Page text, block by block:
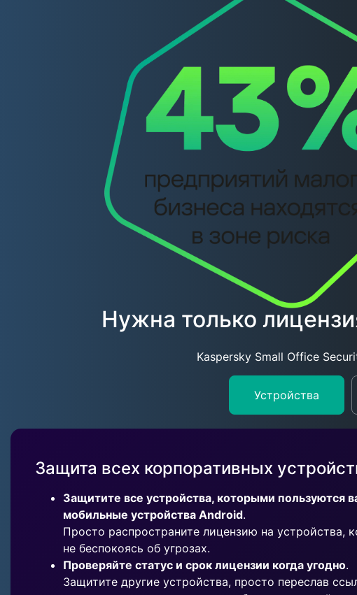
Нужна только
Kaspersky Small Office
Устройства
Защита всех корпоративных
Защитите все устройства, которыми пользуются
мобильные устройства Android.
Просто распространите лицензию на устройства,
не беспокоясь об угрозах.
Проверяйте статус и срок лицензии когда угодно.
Защитите другие устройства, просто переслав